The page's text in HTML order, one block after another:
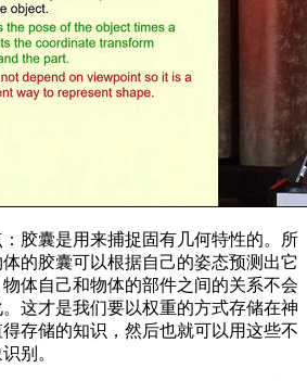
囊是用来捕捉固有几何特性的。所
的胶囊可以根据自己的姿态预测出它
体自己和物体的部件之间的关系不会
这才是我们要以权重的方式存储在神
存储的知识，然后也就可以用这些不
别。